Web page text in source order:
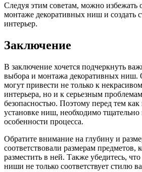
Следуя этим советам, можно
монтаже декоративных ниш и создать
интерьер.
Заключение
В заключение хочется подчеркнуть
выбора и монтажа декоративных
могут привести не только к
интерьера, но и к серьезным
безопасностью. Поэтому перед тем как
установке ниш, необходимо тщательно
особенности процесса.
Обратите внимание на глубину и
соответствовали размерам предметов,
разместить в ней. Также убедитесь,
ниши не только соответствует стилю